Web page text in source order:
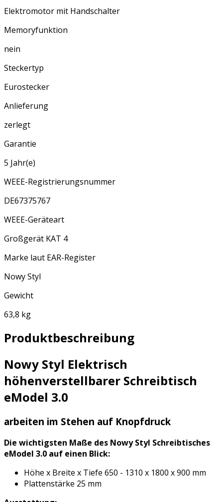
Elektromotor mit Handschalter
Memoryfunktion
nein
Steckertyp
Eurostecker
Anlieferung
zerlegt
Garantie
5 Jahr(e)
WEEE-Registrierungsnummer
DE67375767
WEEE-Geräteart
Großgerät KAT 4
Marke laut EAR-Register
Nowy Styl
Gewicht
63,8 kg
Produktbeschreibung
Nowy Styl Elektrisch
höhenverstellbarer Schreibtisch
eModel 3.0
arbeiten im Stehen auf Knopfdruck
Die wichtigsten Maße des Nowy Styl Schreibtisches
eModel 3.0 auf einen Blick:
Höhe x Breite x Tiefe 650 - 1310 x 1800 x 900 mm
Plattenstärke 25 mm